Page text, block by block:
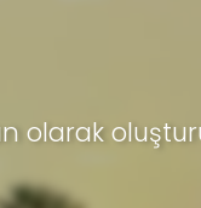
olarak